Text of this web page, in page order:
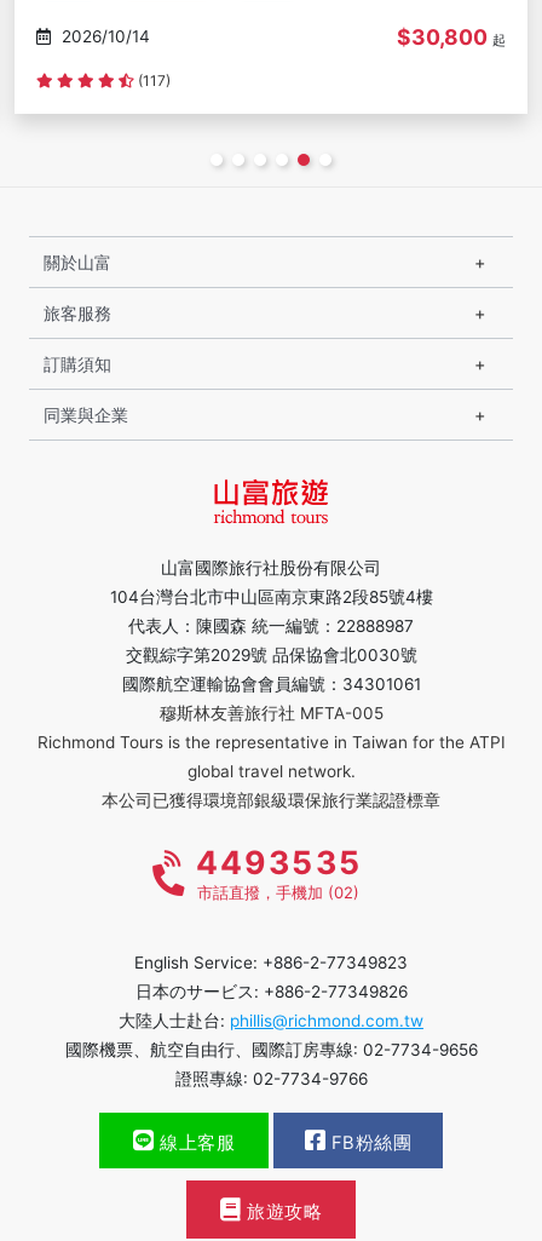
2026/10/15 $30,800 起
(117)
山富國際旅行社股份有限公司
104台灣台北市中山區南京東路2段85號4樓
代表人：陳國森 統一編號：22888987
交觀綜字第2029號 品保協會北0030號
國際航空運輸協會會員編號：34301061
穆斯林友善旅行社 MFTA-005
Richmond Tours is the representative in Taiwan for the ATPI
global travel network.
本公司已獲得環境部銀級環保旅行業認證標章
關於山富
旅客服務
訂購須知
同業與企業
4493535
市話直撥，手機加 (02)
English Service: +886-2-77349823
日本のサービス: +886-2-77349826
大陸人士赴台: phillis@richmond.com.tw
國際機票、航空自由行、國際訂房專線: 02-7734-9656
證照專線: 02-7734-9766
線上客服 FB粉絲團
旅遊攻略